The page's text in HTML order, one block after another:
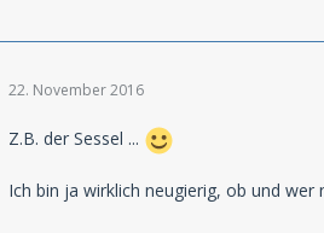
22. November 2016
Z.B. der Sessel ...
Ich bin ja wirklich neugierig, ob und